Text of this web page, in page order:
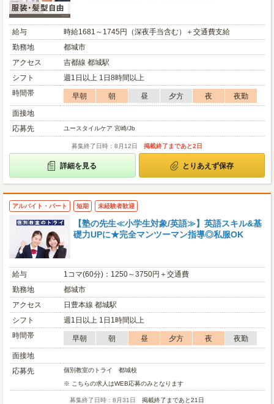
給与
時給1681～1745円（深夜手当含む）＋交通費支給
勤務地
都城市
アクセス
吉都線 都城駅
シフト
週1日以上 1日8時間以上
時間帯
早朝 朝 昼 夕方 夜
夜勤
面接地
応募先
ユースタイルケア 宮崎/Jb
募集終了日時：8月12日 掲載終了まであと2日
詳細を見る とりあえず保存
アルバイト・パート 短期 未経験者歓迎
【塾の先生≪小学生対象/英語≫】英語スキル&基
礎力UPに★完全マンツーマン指導◎私服OK
給与
1コマ(60分)：1250～3750円＋交通費
勤務地
都城市
アクセス
日豊本線 都城駅
シフト
週1日以上 1日1時間以上
時間帯
早朝 朝 昼 夕方 夜
夜勤
面接地
応募先
個別教室のトライ 都城校
※ こちらの求人はWEB応募のみとなります
募集終了日時：8月31日 掲載終了まであと21日